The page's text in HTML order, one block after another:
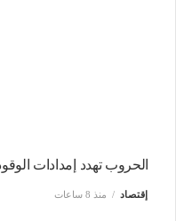
الحروب تهدد إمدادات
إقتصاد منذ 8 ساعات